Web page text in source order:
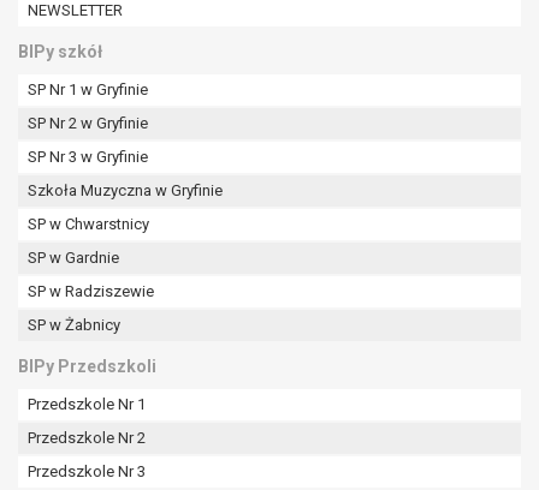
NEWSLETTER
BIPy szkół
SP Nr 1 w Gryfinie
SP Nr 2 w Gryfinie
SP Nr 3 w Gryfinie
Szkoła Muzyczna w Gryfinie
SP w Chwarstnicy
SP w Gardnie
SP w Radziszewie
SP w Żabnicy
BIPy Przedszkoli
Przedszkole Nr 1
Przedszkole Nr 2
Przedszkole Nr 3
na przetwarzanie danych osobowych (art. 6 ust. 1
cofnięcia tej zgody w dowolnym momencie.
Cofnięcie to nie ma wpływu na zgodność
przetwarzania, którego dokonano na podstawie
zgody przed jej cofnięciem.
organu nadzorczego na niezgodne z prawem
przetwarzanie Pani/Pana danych osobowych
przez administratora.
Organem właściwym do wniesienia skargi jest
W zależności od sfery, w której przetwarzane są
dane osobowe, podanie danych osobowych jest
umownym.
Pani/Pana dane nie będą poddawane